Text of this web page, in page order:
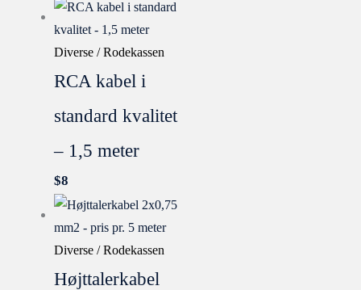
Diverse / Rodekassen
RCA kabel i
standard kvalitet
– 1,5 meter
$8
Diverse / Rodekassen
Højttalerkabel